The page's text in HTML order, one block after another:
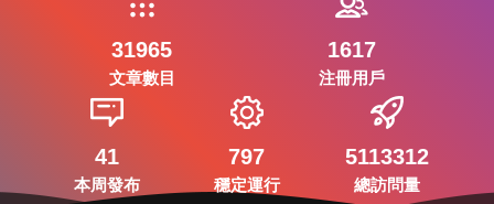
31965
文章數目
1617
注冊用戶
41
本周發布
797
穩定運行
5113312
總訪問量